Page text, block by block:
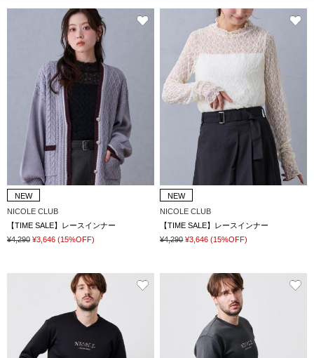
NEW
NICOLE CLUB
【TIME SALE】レースインナー
¥4,290 ¥3,646 (15%OFF)
NEW
NICOLE CLUB
【TIME SALE】レースインナー
¥4,290 ¥3,646 (15%OFF)